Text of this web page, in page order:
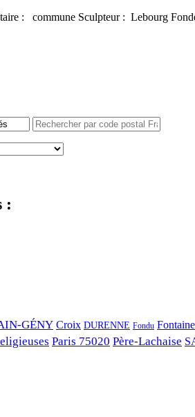
: commune Sculpteur : Lebourg
:
GÉNY Croix DURENNE Fondu
Paris 75020 Père-Lachaise